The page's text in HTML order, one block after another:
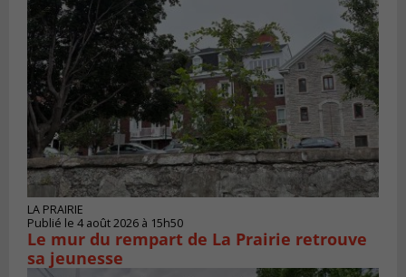
LA PRAIRIE
Publié le 4 août 2026 à 15h50
Le mur du rempart de La Prairie retrouve
sa jeunesse